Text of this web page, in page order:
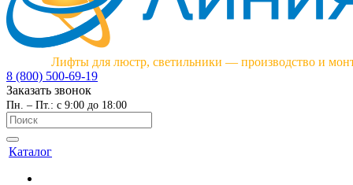
Лифты для люстр, светильники — производство и
8 (800) 500-69-19
Заказать звонок
Пн. – Пт.: с 9:00 до 18:00
Каталог